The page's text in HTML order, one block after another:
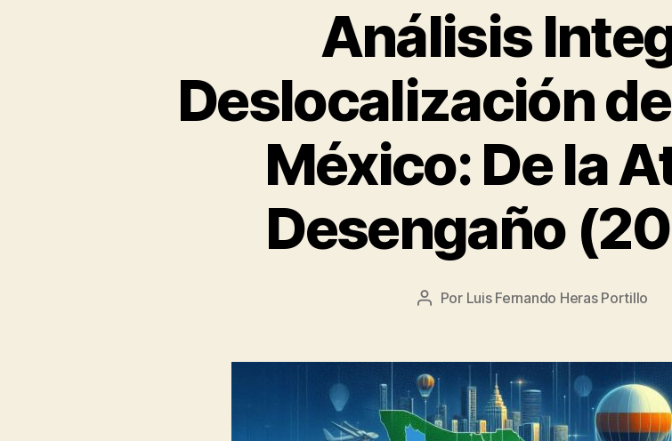
Análisis
Deslocalización
México: De la
Desengaño
Autor
entrada
Por Luis Fernando Heras Portillo